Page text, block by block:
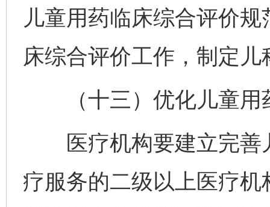
儿童用药临床综合评价
床综合评价工作，制定
（十三）优化儿童用
医疗机构要建立完善
疗服务的二级以上医疗